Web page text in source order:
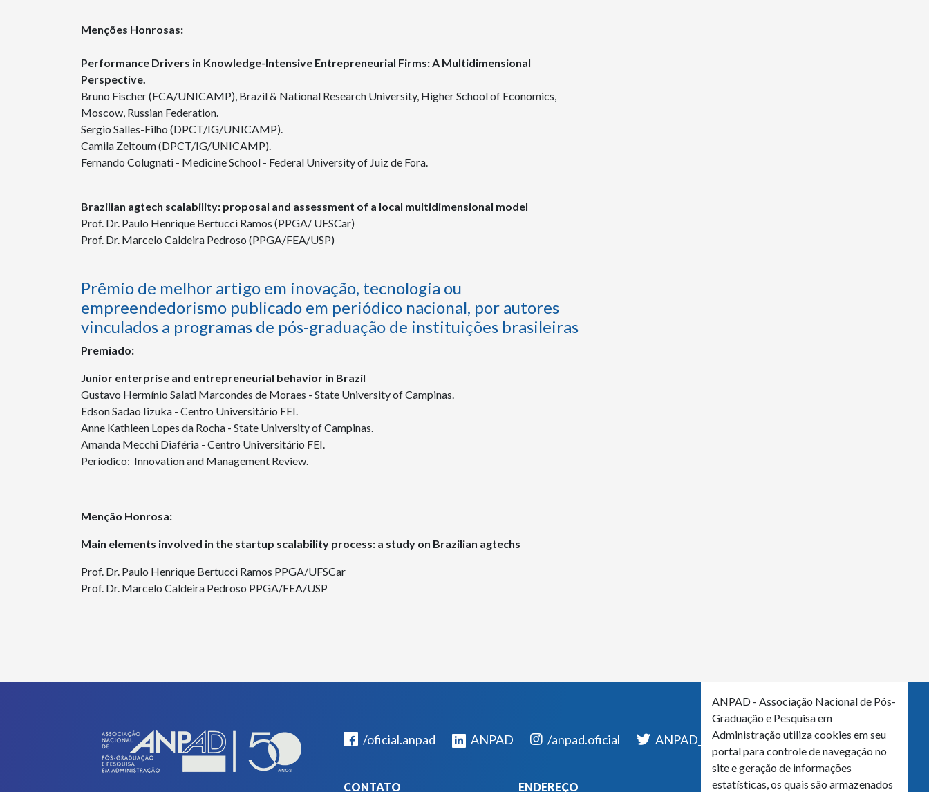
Menções Honrosas:
Performance Drivers in Knowledge-Intensive Entrepreneurial Firms: A Multidimensional
Perspective.
Bruno Fischer (FCA/UNICAMP), Brazil & National Research University, Higher School of Economics,
Moscow, Russian Federation.
Sergio Salles-Filho (DPCT/IG/UNICAMP).
Camila Zeitoum (DPCT/IG/UNICAMP).
Fernando Colugnati - Medicine School - Federal University of Juiz de Fora.
Brazilian agtech scalability: proposal and assessment of a local multidimensional model
Prof. Dr. Paulo Henrique Bertucci Ramos (PPGA/ UFSCar)
Prof. Dr. Marcelo Caldeira Pedroso (PPGA/FEA/USP)
Prêmio de melhor artigo em inovação, tecnologia ou
empreendedorismo publicado em periódico nacional, por autores
vinculados a programas de pós-graduação de instituições brasileiras
Premiado:
Junior enterprise and entrepreneurial behavior in Brazil
Gustavo Hermínio Salati Marcondes de Moraes - State University of Campinas.
Edson Sadao Iizuka - Centro Universitário FEI.
Anne Kathleen Lopes da Rocha - State University of Campinas.
Amanda Mecchi Diaféria - Centro Universitário FEI.
Períodico: Innovation and Management Review.
Menção Honrosa:
Main elements involved in the startup scalability process: a study on Brazilian agtechs
Prof. Dr. Paulo Henrique Bertucci Ramos PPGA/UFSCar
Prof. Dr. Marcelo Caldeira Pedroso PPGA/FEA/USP
/oficial.anpad ANPAD /anpad.oficial ANPAD_Oficial ANPAD
CONTATO ENDEREÇO
ANPAD - Associação Nacional de Pós-
Graduação e Pesquisa em
Administração utiliza cookies em seu
portal para controle de navegação no
site e geração de informações
estatísticas, os quais são armazenados